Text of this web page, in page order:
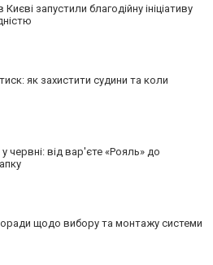
запустили благодійну ініціативу
як захистити судини та коли
червні: від вар'єте «Рояль» до
щодо вибору та монтажу системи